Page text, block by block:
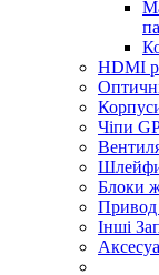
HDMI
Чіпи
Блоки
Привод
Інші